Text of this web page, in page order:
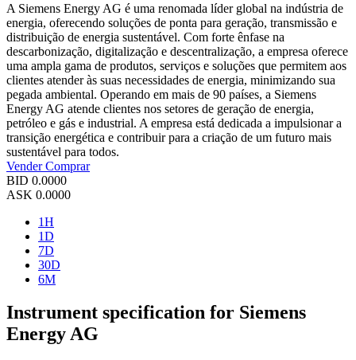
A Siemens Energy AG é uma renomada líder global na indústria de
energia, oferecendo soluções de ponta para geração, transmissão e
distribuição de energia sustentável. Com forte ênfase na
descarbonização, digitalização e descentralização, a empresa oferece
uma ampla gama de produtos, serviços e soluções que permitem aos
clientes atender às suas necessidades de energia, minimizando sua
pegada ambiental. Operando em mais de 90 países, a Siemens
Energy AG atende clientes nos setores de geração de energia,
petróleo e gás e industrial. A empresa está dedicada a impulsionar a
transição energética e contribuir para a criação de um futuro mais
sustentável para todos.
VenderComprar
BID 0.0000
ASK 0.0000
1H
1D
7D
30D
6M
Instrument specification for Siemens
Energy AG